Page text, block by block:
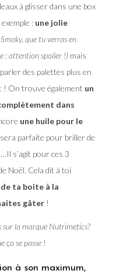
à glisser dans une box
: une jolie
que tu verras en
: attention spoiler !) mais
des palettes plus en
! On trouve également un
dans
une huile pour le
parfaite pour briller de
s’agit pour ces 3
Noël. Cela dit à toi
ta boite à la
gâter!
sur la marque Nutrimetics?
ça se passe !
à son maximum,